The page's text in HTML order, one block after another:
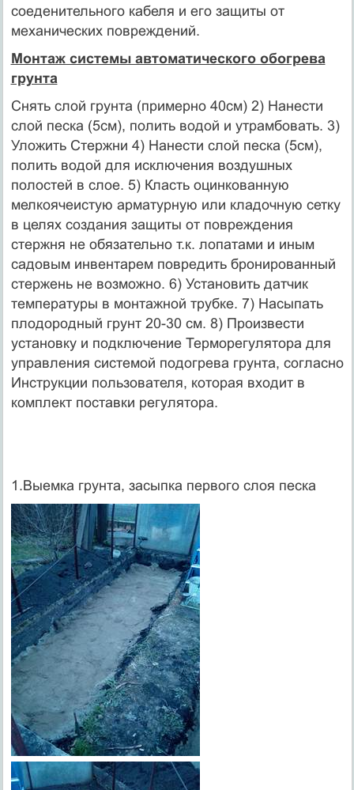
соеденительного кабеля и его защиты от
механических повреждений.
Монтаж системы автоматического обогрева
грунта
Снять слой грунта (примерно 40см) 2) Нанести
слой песка (5см), полить водой и утрамбовать. 3)
Уложить Стержни 4) Нанести слой песка (5см),
полить водой для исключения воздушных
полостей в слое. 5) Класть оцинкованную
мелкоячеистую арматурную или кладочную сетку
в целях создания защиты от повреждения
стержня не обязательно т.к. лопатами и иным
садовым инвентарем повредить бронированный
стержень не возможно. 6) Установить датчик
температуры в монтажной трубке. 7) Насыпать
плодородный грунт 20-30 см. 8) Произвести
установку и подключение Терморегулятора для
управления системой подогрева грунта, согласно
Инструкции пользователя, которая входит в
комплект поставки регулятора.
1.Выемка грунта, засыпка первого слоя песка